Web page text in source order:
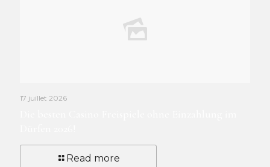
17 juillet 2026
Read more